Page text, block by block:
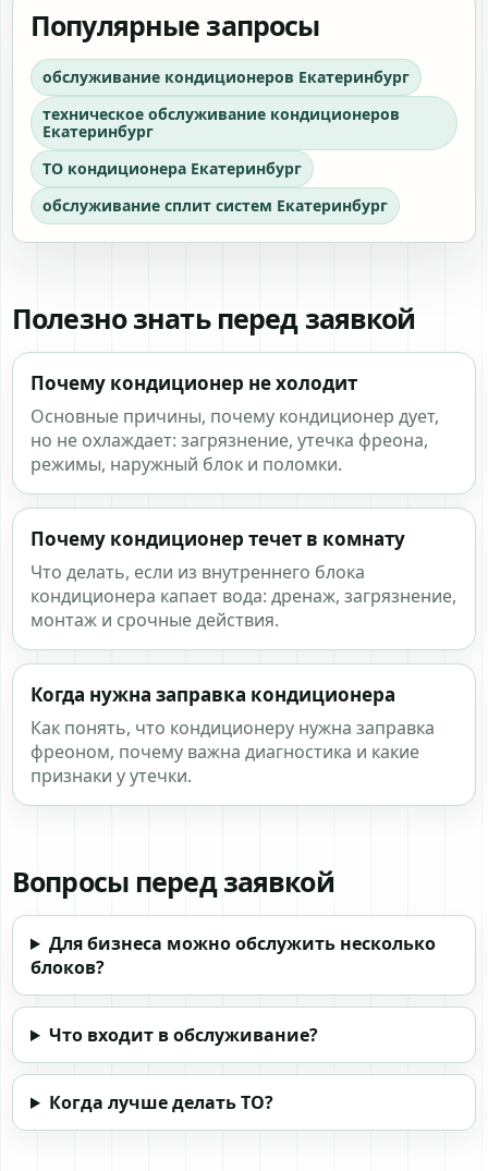
Популярные запросы
обслуживание кондиционеров Екатеринбург
техническое обслуживание кондиционеров
Екатеринбург
ТО кондиционера Екатеринбург
обслуживание сплит систем Екатеринбург
Полезно знать перед заявкой
Почему кондиционер не холодит
Основные причины, почему кондиционер дует,
но не охлаждает: загрязнение, утечка фреона,
режимы, наружный блок и поломки.
Почему кондиционер течет в комнату
Что делать, если из внутреннего блока
кондиционера капает вода: дренаж, загрязнение,
монтаж и срочные действия.
Когда нужна заправка кондиционера
Как понять, что кондиционеру нужна заправка
фреоном, почему важна диагностика и какие
признаки у утечки.
Вопросы перед заявкой
Для бизнеса можно обслужить несколько
блоков?
Что входит в обслуживание?
Когда лучше делать ТО?